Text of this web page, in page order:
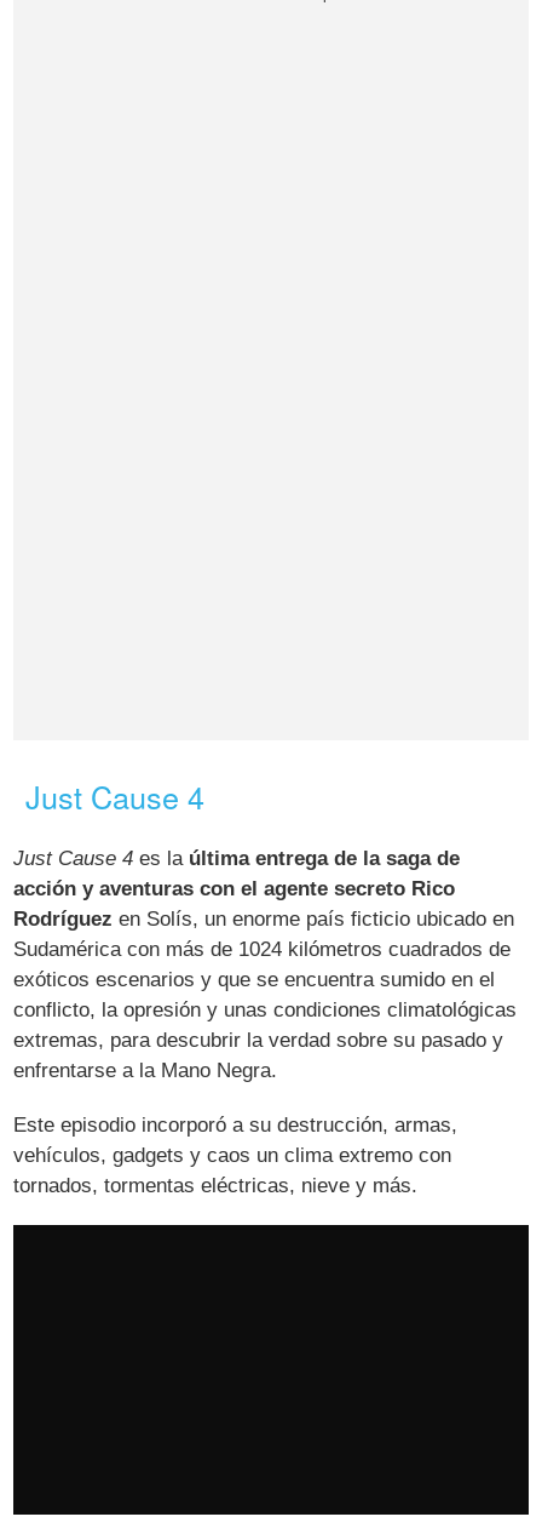
Just Cause 4
Just Cause 4 es la última entrega de la saga de
acción y aventuras con el agente secreto Rico
Rodríguez en Solís, un enorme país ficticio ubicado en
Sudamérica con más de 1024 kilómetros cuadrados de
exóticos escenarios y que se encuentra sumido en el
conflicto, la opresión y unas condiciones climatológicas
extremas, para descubrir la verdad sobre su pasado y
enfrentarse a la Mano Negra.
Este episodio incorporó a su destrucción, armas,
vehículos, gadgets y caos un clima extremo con
tornados, tormentas eléctricas, nieve y más.